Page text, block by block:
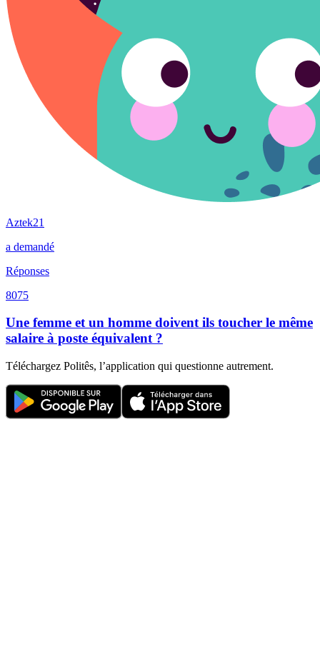
Aztek21
a demandé
Réponses
8075
Une femme et un homme doivent ils toucher le même
salaire à poste équivalent ?
Téléchargez Politês, l’application qui questionne autrement.